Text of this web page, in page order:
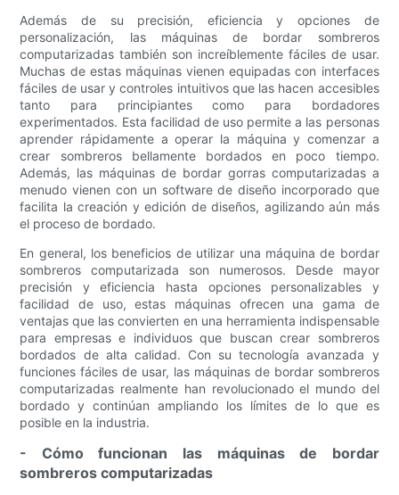
Además de su precisión, eficiencia y opciones de
personalización, las máquinas de bordar sombreros
computarizadas también son increíblemente fáciles de usar.
Muchas de estas máquinas vienen equipadas con interfaces
fáciles de usar y controles intuitivos que las hacen accesibles
tanto para principiantes como para bordadores
experimentados. Esta facilidad de uso permite a las personas
aprender rápidamente a operar la máquina y comenzar a
crear sombreros bellamente bordados en poco tiempo.
Además, las máquinas de bordar gorras computarizadas a
menudo vienen con un software de diseño incorporado que
facilita la creación y edición de diseños, agilizando aún más
el proceso de bordado.
En general, los beneficios de utilizar una máquina de bordar
sombreros computarizada son numerosos. Desde mayor
precisión y eficiencia hasta opciones personalizables y
facilidad de uso, estas máquinas ofrecen una gama de
ventajas que las convierten en una herramienta indispensable
para empresas e individuos que buscan crear sombreros
bordados de alta calidad. Con su tecnología avanzada y
funciones fáciles de usar, las máquinas de bordar sombreros
computarizadas realmente han revolucionado el mundo del
bordado y continúan ampliando los límites de lo que es
posible en la industria.
- Cómo funcionan las máquinas de bordar
sombreros computarizadas